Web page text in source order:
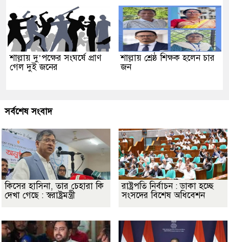
শাল্লায় দু’পক্ষের সংঘর্ষে প্রাণ
গেল দুই জনের
শাল্লায় শ্রেষ্ঠ শিক্ষক হলেন চার
জন
সর্বশেষ সংবাদ
কিসের হাসিনা, তার চেহারা কি
দেখা গেছে : স্বরাষ্ট্রমন্ত্রী
রাষ্ট্রপতি নির্বাচন : ডাকা হচ্ছে
সংসদের বিশেষ অধিবেশন